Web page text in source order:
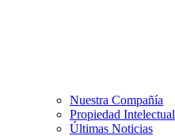
Nuestra Compañía
Propiedad Intelectual
Últimas Noticias